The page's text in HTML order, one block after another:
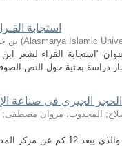
استجابة
بن (Alasmarya Islamic
"استجابة القراء لشعر
الحجر الجيري فى صناعة
; المجدوب، مروان مصطفى;
تقع محاجر خام الحجر الجيري لمصنع الأهلية لصناعة